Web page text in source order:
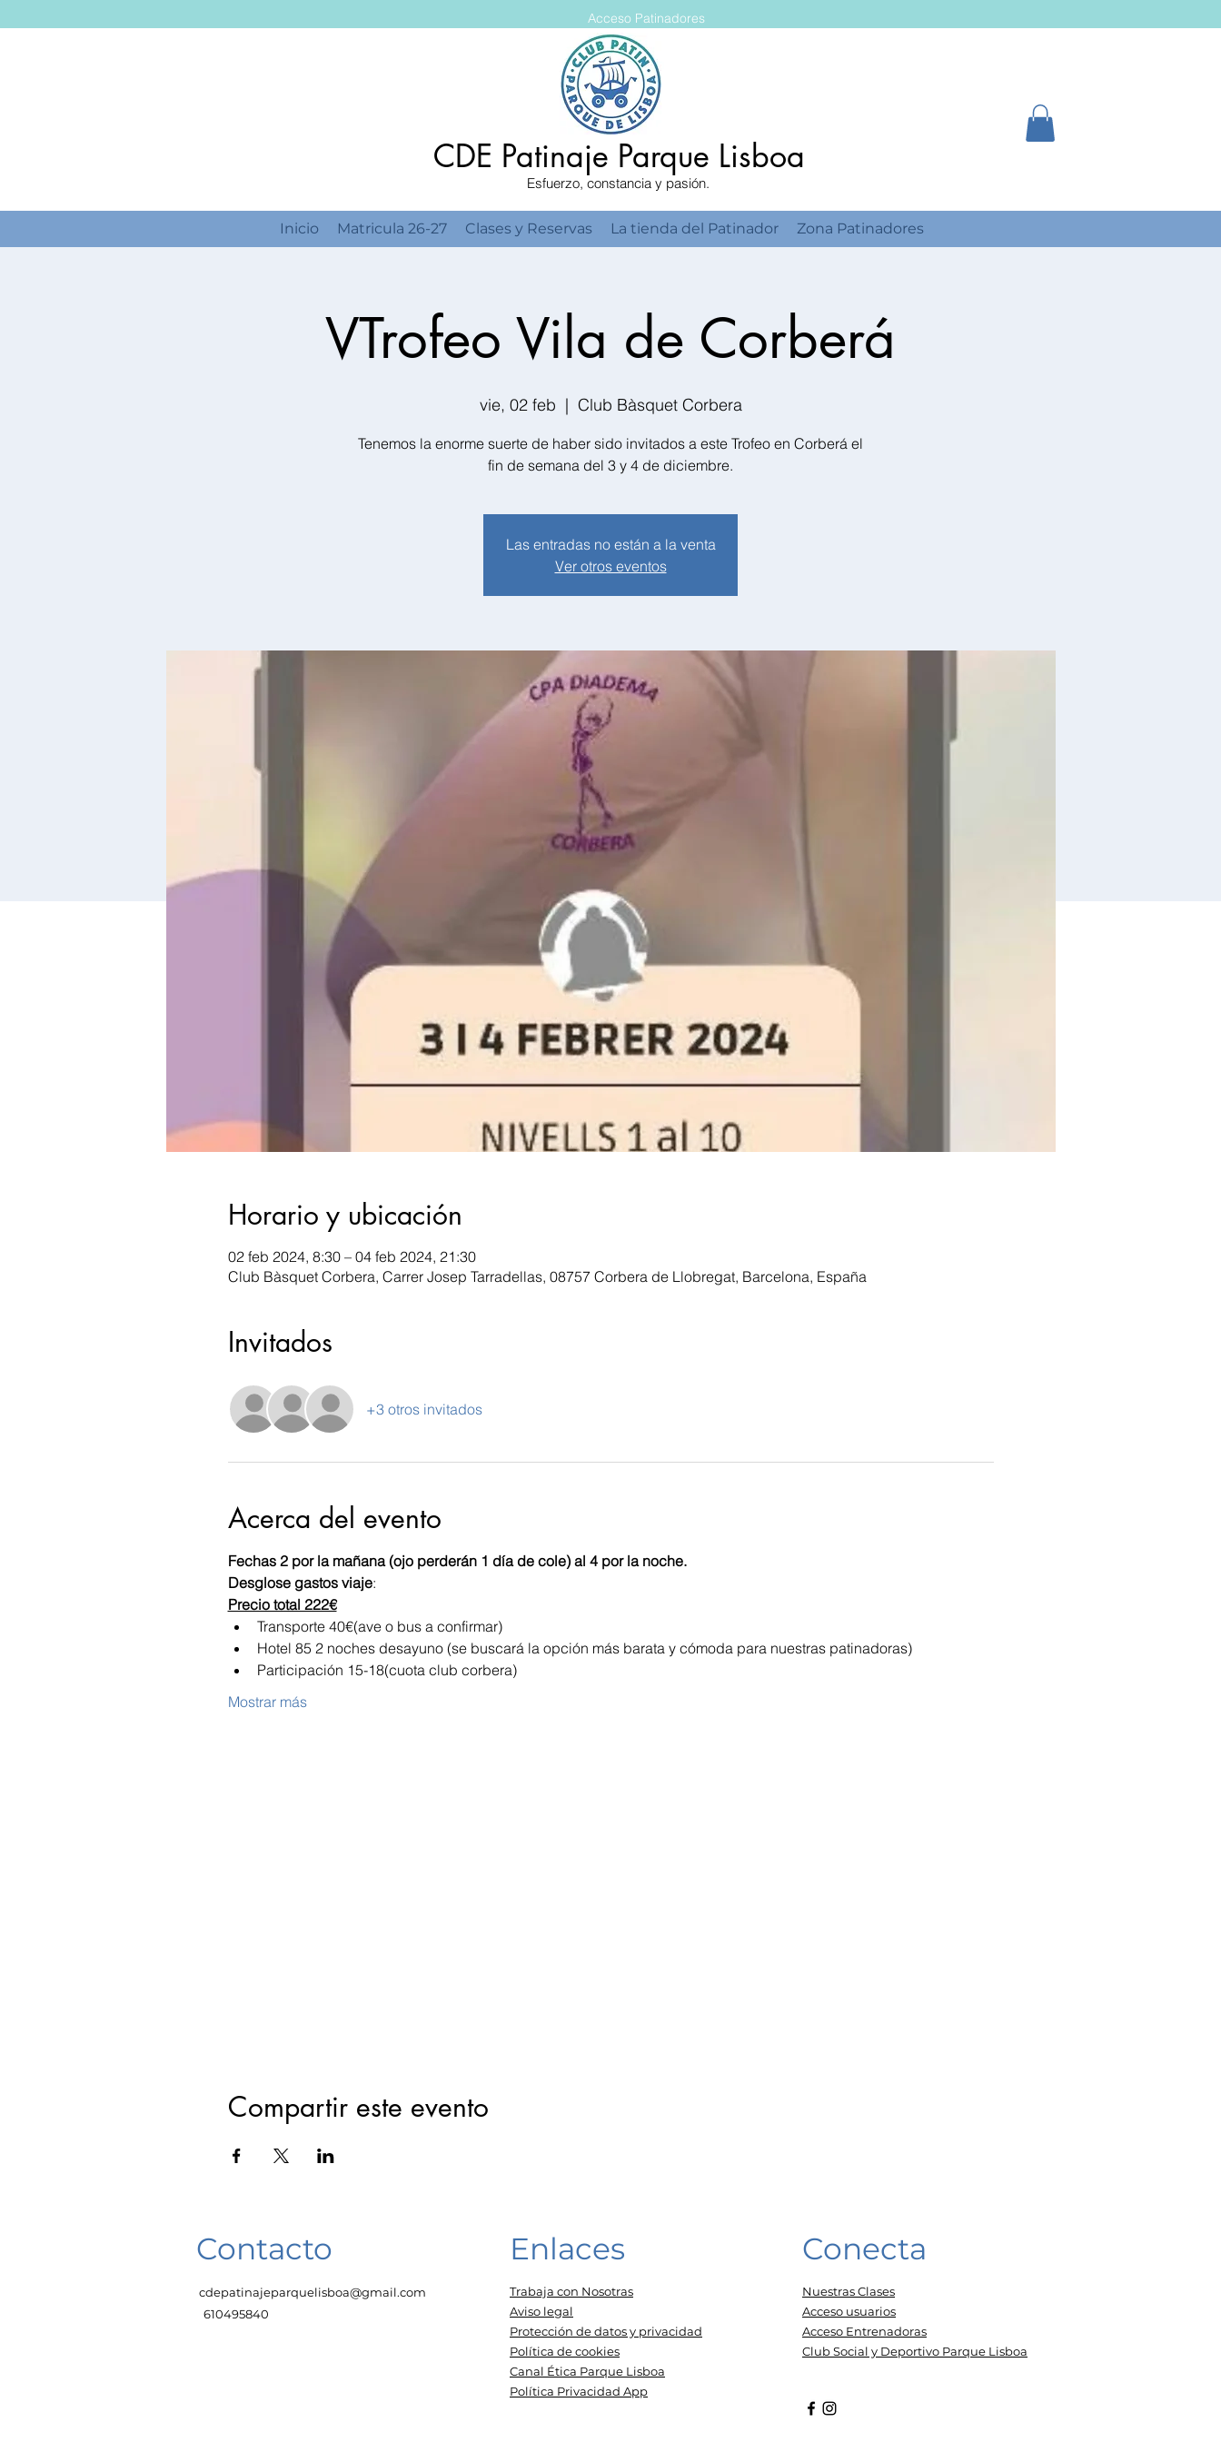
CDE Patinaje Parque Lisboa
Esfuerzo, constancia y pasión.
Acceso Patinadores
Inicio Matricula 26-27 Clases y Reservas La tienda del Patinador Zona Patinadores
VTrofeo Vila de Corberá
vie, 02 feb
  |
Club Bàsquet Corbera
Tenemos la enorme suerte de haber sido invitados a este Trofeo en Corberá el
fin de semana del 3 y 4 de diciembre.
Las entradas no están a la venta
Ver otros eventos
Horario y ubicación
02 feb 2024, 8:30 – 04 feb 2024, 21:30
Club Bàsquet Corbera, Carrer Josep Tarradellas, 08757 Corbera de Llobregat, Barcelona, España
Invitados
+3 otros invitados
Acerca del evento
Fechas 2 por la mañana (ojo perderán 1 día de cole) al 4 por la noche.
Desglose gastos viaje:
Precio total 222€
Transporte 40€(ave o bus a confirmar)
Hotel 85 2 noches desayuno (se buscará la opción más barata y cómoda para nuestras patinadoras)
Participación 15-18(cuota club corbera)
Mostrar más
Compartir este evento
Contacto
cdepatinajeparquelisboa@gmail.com
610495840
Enlaces
Trabaja con Nosotras
Aviso legal
Protección de datos y privacidad
Política de cookies
Canal Ética Parque Lisboa
Política Privacidad App
Conecta
Nuestras Clases
Acceso usuarios
Acceso Entrenadoras
Club Social y Deportivo Parque Lisboa